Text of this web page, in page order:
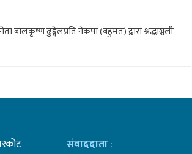
बालकृष्ण ढुङ्गेलप्रति नेकपा (बहुमत) द्वारा श्रद्धाञ्जली
संवाददाता: